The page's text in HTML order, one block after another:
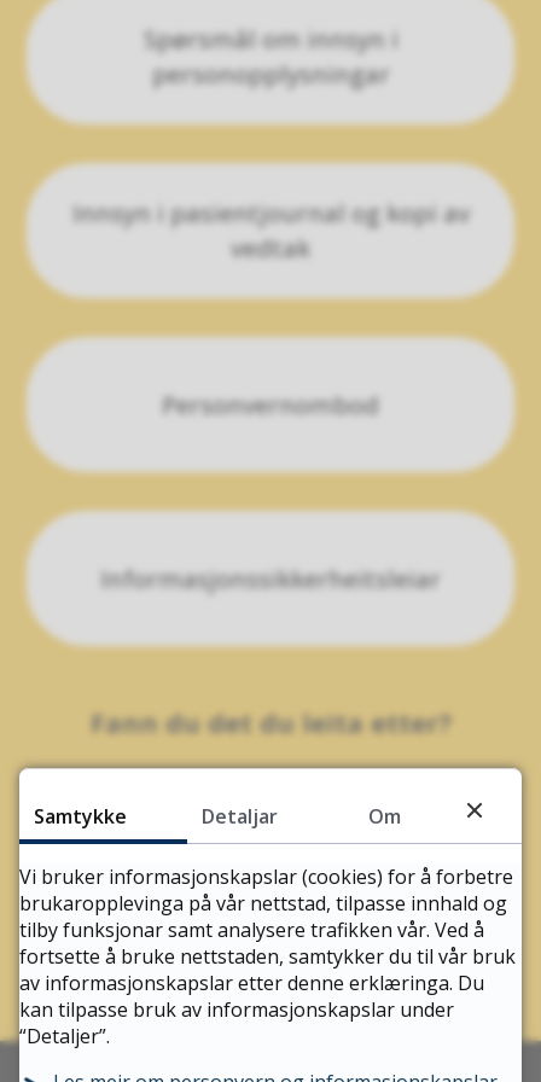
Spørsmål om innsyn i
personopplysningar
Innsyn i pasientjournal og kopi av
vedtak
Personvernombod
Informasjonssikkerheitsleiar
Fann du det du leita etter?
NEI
Samtykke Detaljar Om
Vi bruker informasjonskapslar (cookies) for å forbetre
brukaropplevinga på vår nettstad, tilpasse innhald og
tilby funksjonar samt analysere trafikken vår. Ved å
fortsette å bruke nettstaden, samtykker du til vår bruk
av informasjonskapslar etter denne erklæringa. Du
kan tilpasse bruk av informasjonskapslar under
“Detaljer”.